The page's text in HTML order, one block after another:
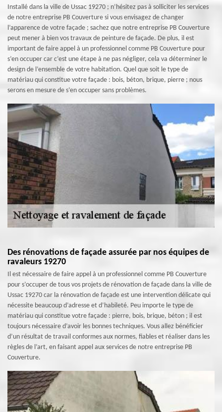
Installé dans la ville de Ussac 19270 ; n’hésitez pas à solliciter les services
de notre entreprise PB Couverture si vous envisagez de changer
l’apparence de votre façade ; sachez que notre entreprise PB Couverture
peut mener à bien vos travaux de peinture de façade. De plus, il est
important de faire appel à un professionnel comme PB Couverture pour
s’en occuper car c’est une étape à ne pas négliger, cela va déterminer le
design de l’ensemble de votre habitation. Quel que soit le type de
matériau qui constitue votre façade : bois, béton, brique, pierre ; nous
serons en mesure de s’en occuper sans problèmes.
Des rénovations de façade assurée par nos équipes de
ravaleurs 19270
Il est nécessaire de faire appel à un professionnel comme PB Couverture
pour s’occuper de tous vos projets de rénovation de façade dans la ville de
Ussac 19270 car la rénovation de façade est une intervention délicate qui
nécessite beaucoup d’adresse et d’habileté. Peu importe le type de
matériau qui constitue votre façade : pierre, bois, brique, béton ; il est
toujours nécessaire d’avoir les bonnes techniques. Vous allez bénéficier
d’un résultat de travail conformes aux normes, fiables et réaliser dans les
règles de l’art, en faisant appel aux services de notre entreprise PB
Couverture.